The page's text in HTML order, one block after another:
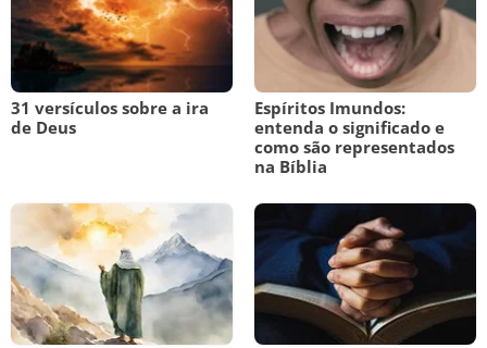
31 versículos sobre a ira
de Deus
Espíritos Imundos:
entenda o significado e
como são representados
na Bíblia